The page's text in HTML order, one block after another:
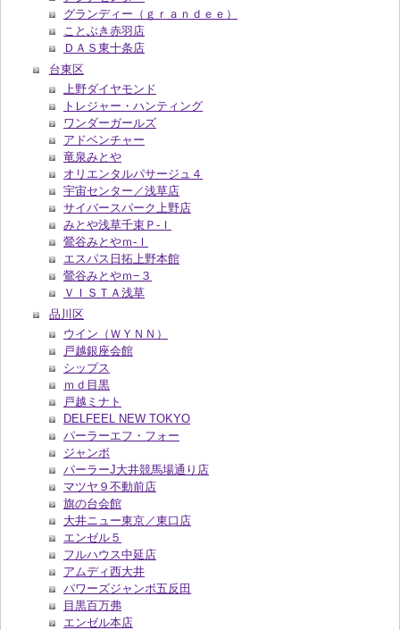
グランディー（ｇｒａｎｄｅｅ）
ことぶき赤羽店
ＤＡＳ東十条店
台東区
上野ダイヤモンド
トレジャー・ハンティング
ワンダーガールズ
アドベンチャー
竜泉みとや
オリエンタルパサージュ４
宇宙センター／浅草店
サイバースパーク上野店
みとや浅草千束Ｐ‐Ｉ
鶯谷みとやｍ‐Ｉ
エスパス日拓上野本館
鶯谷みとやｍ−３
ＶＩＳＴＡ浅草
品川区
ウイン（ＷＹＮＮ）
戸越銀座会館
シップス
ｍｄ目黒
戸越ミナト
DELFEEL NEW TOKYO
パーラーエフ・フォー
ジャンボ
パーラーJ大井競馬場通り店
マツヤ９不動前店
旗の台会館
大井ニュー東京／東口店
エンゼル５
フルハウス中延店
アムディ西大井
パワーズジャンボ五反田
目黒百万弗
エンゼル本店